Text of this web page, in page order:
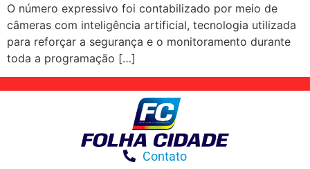
O número expressivo foi contabilizado por meio de
câmeras com inteligência artificial, tecnologia utilizada
para reforçar a segurança e o monitoramento durante
toda a programação […]
Contato